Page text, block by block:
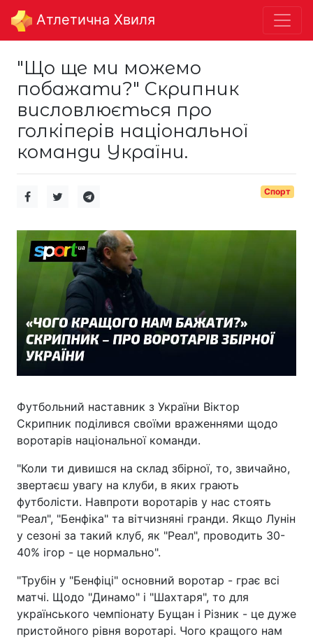
Aтлетична Хвиля
"Що ще ми можемо
побажати?" Скрипник
висловлюється про
голкіперів національної
команди України.
Спорт
Футбольний наставник з України Віктор
Скрипник поділився своїми враженнями щодо
воротарів національної команди.
"Коли ти дивишся на склад збірної, то, звичайно,
звертаєш увагу на клуби, в яких грають
футболісти. Навпроти воротарів у нас стоять
"Реал", "Бенфіка" та вітчизняні гранди. Якщо Лунін
у сезоні за такий клуб, як "Реал", проводить 30-
40% ігор - це нормально".
"Трубін у "Бенфіці" основний воротар - грає всі
матчі. Щодо "Динамо" і "Шахтаря", то для
українського чемпіонату Бущан і Різник - це дуже
пристойного рівня воротарі. Чого кращого нам